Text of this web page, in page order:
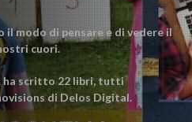
il modo di pensare e di vedere il
cuori.
ha scritto 22 libri, tutti
di Delos Digital.